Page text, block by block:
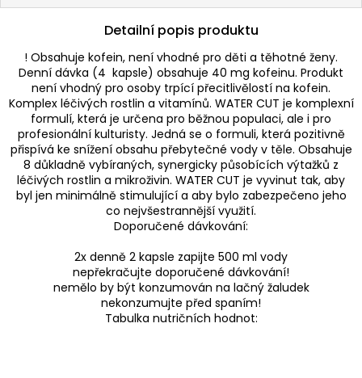
Detailní popis produktu
! Obsahuje kofein, není vhodné pro děti a těhotné ženy.
Denní dávka (4 kapsle) obsahuje 40 mg kofeinu. Produkt
není vhodný pro osoby trpící přecitlivělostí na kofein.
Komplex léčivých rostlin a vitamínů. WATER CUT je komplexní
formulí, která je určena pro běžnou populaci, ale i pro
profesionální kulturisty. Jedná se o formuli, která pozitivně
přispívá ke snížení obsahu přebytečné vody v těle. Obsahuje
8 důkladně vybíraných, synergicky působících výtažků z
léčivých rostlin a mikroživin. WATER CUT je vyvinut tak, aby
byl jen minimálně stimulující a aby bylo zabezpečeno jeho
co nejvšestrannější využití.
Doporučené dávkování:
2x denně 2 kapsle zapijte 500 ml vody
nepřekračujte doporučené dávkování!
nemělo by být konzumován na lačný žaludek
nekonzumujte před spaním!
Tabulka nutričních hodnot: